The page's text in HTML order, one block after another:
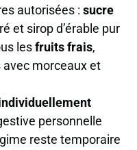
autorisées : sucre
et sirop d’érable pur
lesfruits frais,
morceaux et
personnelle
reste temporaire